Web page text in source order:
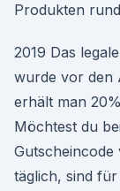
Produkten
2019 Das
wurde vor den
erhält man
Möchtest du
Gutscheincode
täglich, sind